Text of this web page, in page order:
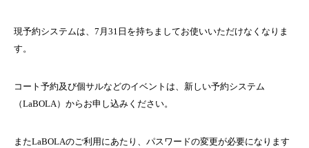
現予約システムは、7月31日を持ちましてお使いいただけなくなりま
す。
コート予約及び個サルなどのイベントは、新しい予約システム
（LaBOLA）からお申し込みください。
またLaBOLAのご利用にあたり、パスワードの変更が必要になります